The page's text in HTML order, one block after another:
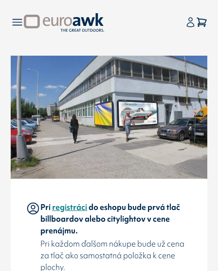
Priregistrácido eshopu bude prvá tlač
billboardov alebo citylightov v cene
prenájmu.
Pri každom ďalšom nákupe bude už cena
za tlač ako samostatná položka k cene
plochy.